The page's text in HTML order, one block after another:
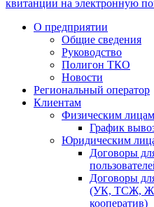
квитанции на электронную
О предприятии
Общие сведения
Руководство
Полигон ТКО
Новости
Региональный оператор
Клиентам
Физическим лицам
График
Юридическим
Договоры
Договоры
(УК, ТСЖ,
кооператив)